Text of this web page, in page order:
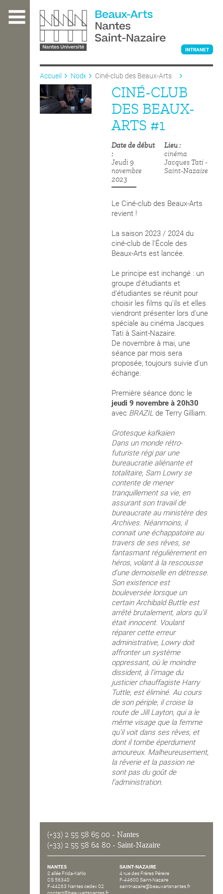
contenu
L'ÉCOLE
INTRANET
Accueil Node
Ciné-club des Beaux-Arts
CINÉ-CLUB
DES BEAUX-
ARTS #1
Date de début
Jeudi 9
novembre
2023
Lieu
cinéma
Jacques Tati -
Saint-Nazaire
Le Ciné-club des Beaux-Arts
revient !
La saison 2023 / 2024 du
ciné-club de l'École des
Beaux-Arts est lancée.
Le principe est inchangé : un
groupe d'étudiants et
d'étudiantes se réunit pour
choisir les films qu'ils et elles
viendront présenter lors d'une
spéciale au cinéma Jacques
Tati à Saint-Nazaire.
De novembre à mai, une
séance par mois sera
proposée, toujours suivie d'un
échange.
Première séance donc le
jeudi 9 novembre à 20h30
avec BRAZIL de Terry Gilliam.
Grotesque kafkaïen
Dans un monde rétro-
futuriste régi par une
bureaucratie aliénante et
totalitaire, SamLowry se
contente de mener
tranquillement sa vie, en
assurant son travail de
bureaucrate au ministère des
Archives. Néanmoins, il
connait une échappatoire au
travers de ses rêves, se
fantasmant régulièrement en
héros, volant à la rescousse
d’une demoiselle en détresse.
Son existence est
bouleversée lorsque un
certain Archibald Buttle est
arrêté brutalement, alors qu’il
était innocent. Voulant
réparer cette erreur
administrative, Lowry doit
affronter un système
oppressant, où le moindre
dissident, à l’image du
justicier chauffagiste Harry
Tuttle, est éliminé. Au cours
de son périple, il croise la
route de Jill Layton, qui a le
même visage que la femme
qu’il voit dans ses rêves, et
dont il tombe éperdument
amoureux. Malheureusement,
la rêverie et la passion ne
sont pas du goût de
l’administration.
(+33) 2 55 58 65 00 - Nantes
(+33) 2 55 58 64 80 - Saint-Nazaire
NANTES
2 allée Frida-Kahlo
CS 56340
F-44263 Nantes cedex 02
SAINT-NAZAIRE
4 rue des Frères Péreire
F-44600 Saint-Nazaire
saintnazaire@beauxartsnantes.fr